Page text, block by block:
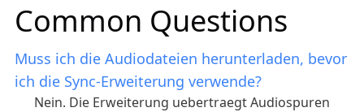
Common Questions
Muss ich die Audiodateien herunterladen, bevor
ich die Sync-Erweiterung verwende?
Nein. Die Erweiterung uebertraegt Audiospuren